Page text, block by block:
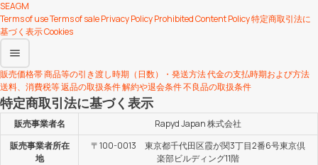
SEAGM
Terms of useTerms of salePrivacy PolicyProhibited Content Policy特定商取引法に
基づく表示Cookies
menu
販売価格帯商品等の引き渡し時期（日数）・発送方法代金の支払時期および方法
送料、消費税等返品の取扱条件解約や退会条件不良品の取扱条件
特定商取引法に基づく表示
販売事業者名
Rapyd Japan 株式会社
販売事業者所在
地
〒100-0013 東京都千代田区霞が関3丁目2番6号東京倶
楽部ビルディング11階